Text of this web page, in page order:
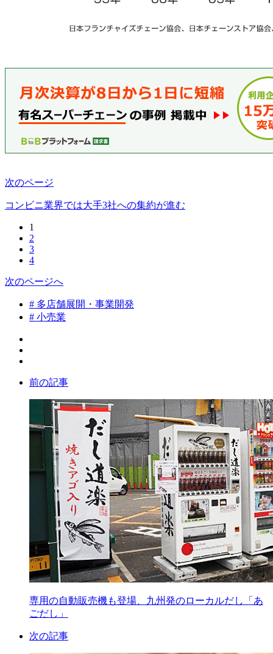
次のページ
コンビニ業界では大手3社への集約が進む
1
2
3
4
次のページへ
# 多店舗展開・事業開発
# 小売業
前の記事
専用の自動販売機も登場、九州発のローカルだし「あ
ごだし」
次の記事